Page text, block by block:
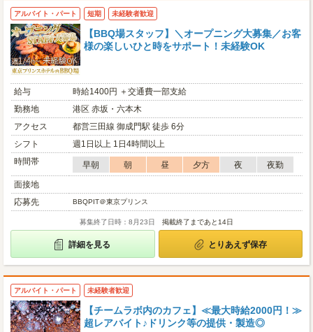
アルバイト・パート 短期 未経験者歓迎
【BBQ場スタッフ】＼オープニング大募集／お客
様の楽しいひと時をサポート！未経験OK
給与
時給1400円 ＋交通費一部支給
勤務地
港区 赤坂・六本木
アクセス
都営三田線 御成門駅 徒歩 6分
シフト
週1日以上 1日4時間以上
時間帯
早朝 朝 昼 夕方 夜
夜勤
面接地
応募先
BBQPIT＠東京プリンス
募集終了日時：8月23日 掲載終了まであと14日
詳細を見る とりあえず保存
アルバイト・パート 未経験者歓迎
【チームラボ内のカフェ】≪最大時給2000円！≫
超レアバイト♪ドリンク等の提供・製造◎